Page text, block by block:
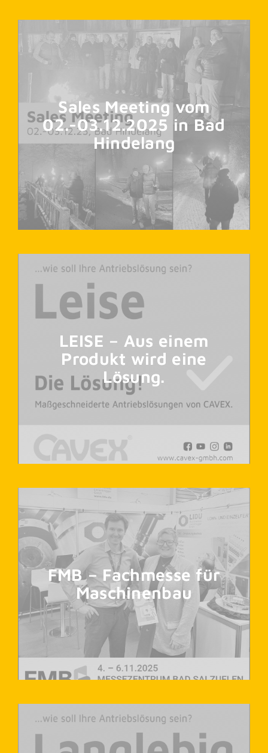
Sales Meeting vom
02.-03.12.2025 in Bad
Hindelang
LEISE – Aus einem
Produkt wird eine
Lösung.
FMB – Fachmesse für
Maschinenbau